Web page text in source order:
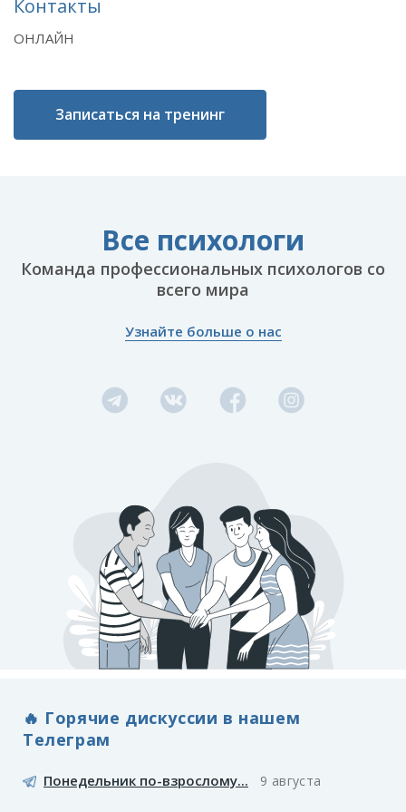
Контакты
ОНЛАЙН
Записаться на тренинг
Все психологи
Команда профессиональных психологов со
всего мира
Узнайте больше о нас
🔥 Горячие дискуссии в нашем
Телеграм
Понедельник по-взрослому... 9 августа